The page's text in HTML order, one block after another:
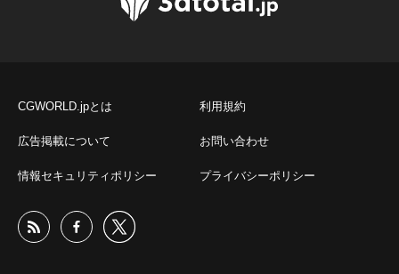
CGWORLD.jpとは 利用規約
広告掲載について お問い合わせ
情報セキュリティポリシー プライバシーポリシー